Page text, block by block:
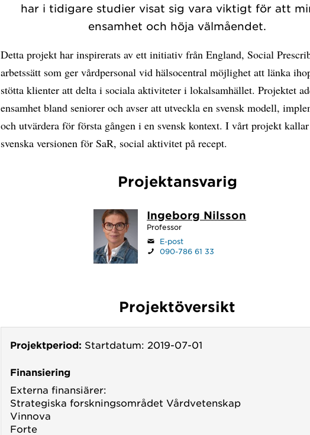
har i tidigare studier visat sig vara viktigt för att
ensamhet och höja välmåendet.
Detta projekt har inspirerats av ett initiativ från England, Social
arbetssätt som ger vårdpersonal vid hälsocentral möjlighet att länka
stötta klienter att delta i sociala aktiviteter i lokalsamhället. Projektet
ensamhet bland seniorer och avser att utveckla en svensk modell,
och utvärdera för första gången i en svensk kontext. I vårt projekt
svenska versionen för SaR, social aktivitet på recept.
Projektansvarig
Ingeborg Nilsson
Professor
E-post
090-786 61 33
Projektöversikt
Projektperiod: Startdatum: 2019-07-01
Finansiering
Externa finansiärer:
Strategiska forskningsområdet Vårdvetenskap
Vinnova
Forte